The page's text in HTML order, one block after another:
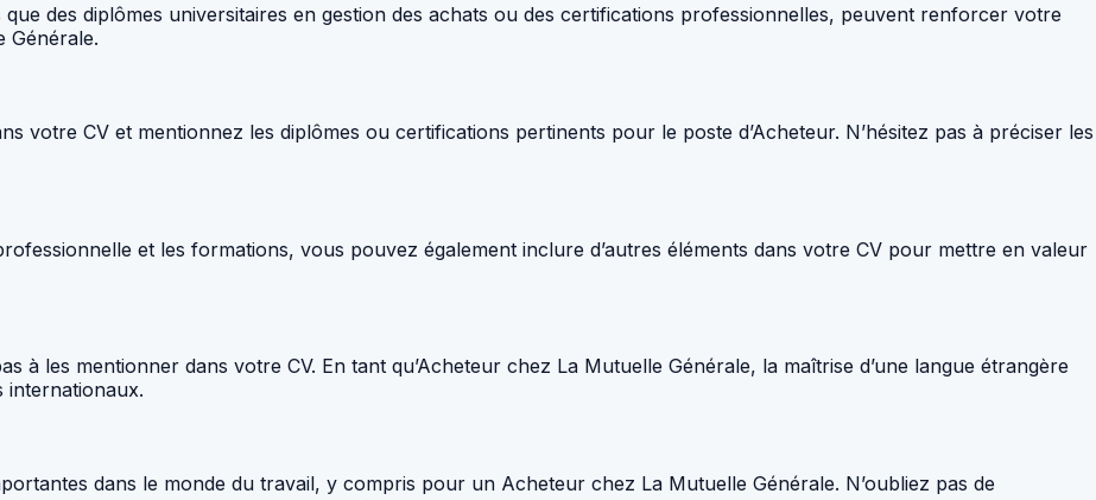
des diplômes universitaires en gestion des achats ou des certifications professionnelles, peuvent renforcer votre
Générale.
votre CV et mentionnez les diplômes ou certifications pertinents pour le poste d’Acheteur. N’hésitez pas à préciser les
et les formations, vous pouvez également inclure d’autres éléments dans votre CV pour mettre en valeur
à les mentionner dans votre CV. En tant qu’Acheteur chez La Mutuelle Générale, la maîtrise d’une langue étrangère
internationaux.
dans le monde du travail, y compris pour un Acheteur chez La Mutuelle Générale. N’oubliez pas de